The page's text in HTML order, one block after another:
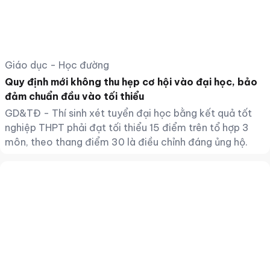
Giáo dục - Học đường
Quy định mới không thu hẹp cơ hội vào đại học, bảo
đảm chuẩn đầu vào tối thiểu
GD&TĐ - Thí sinh xét tuyển đại học bằng kết quả tốt
nghiệp THPT phải đạt tối thiểu 15 điểm trên tổ hợp 3
môn, theo thang điểm 30 là điều chỉnh đáng ủng hộ.